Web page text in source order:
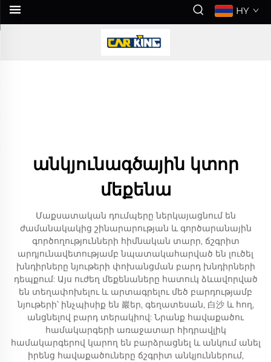
HY
անկյունագծային կտոր
մեքենա
Մաքսատական դումպերը ներկայացնում են
ժամանակակից շինարարության և գործարանային
գործողությունների հիմնական տարր, ճշգրիտ
արդյունավետությամբ նպատակահարված են լուծել
խնդիրները նյութերի փոխանցման բարդ խնդիրների
դեպքում: Այս ուժեղ մեքենաները հատուկ ձևավորված
են տեղափոխելու և արտագրելու մեծ բարդությամբ
նյութերի՝ ինչպիսիք են 巖եր, գեղատեսան, 白沙 և հող,
անցնելով բարդ տերակիով: Նրանք հավաքածու
համակարգերի առաջատար հիդրավլիկ
համակարգերով կարող են բարձրացնել և անկում անել
իրենց հավաքածուները ճշգրիտ անկյուններում,